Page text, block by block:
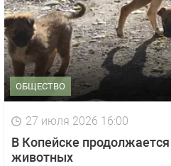
ОБЩЕСТВО
27 июля 2026 16:00
В Копейске
животных